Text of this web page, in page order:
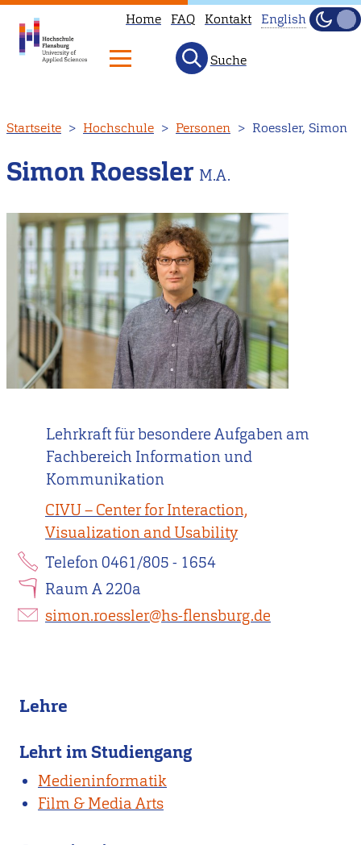
zum
Inhalt
Home FAQ Kontakt
not
to
our
English
main
English
Hell
Suche
Startseite Hochschule Personen Roessler, Simon
Simon Roessler M.A.
Lehrkraft für besondere Aufgaben am
Fachbereich Information und
Kommunikation
CIVU – Center for Interaction,
Visualization and Usability
Telefon 0461/805 - 1654
Raum A 220a
simon.roessler@hs-flensburg.de
Lehre
Lehrt im Studiengang
Medieninformatik
Film & Media Arts